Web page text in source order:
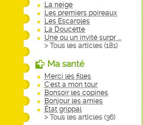
La neige
Les premiers poireaux
Les Escaroles
La Doucette
Une ou un invité surpr ...
> Tous les articles (181)
Ma santé
Merci les filles
C'est a mon tour
Bonsoir les copines
Bonjour les amies
État grippal
> Tous les articles (36)